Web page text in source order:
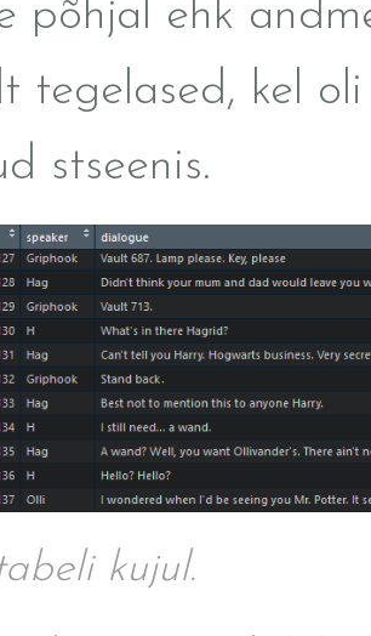
põhjal ehk
tegelased, kel
stseenis.
kujul.